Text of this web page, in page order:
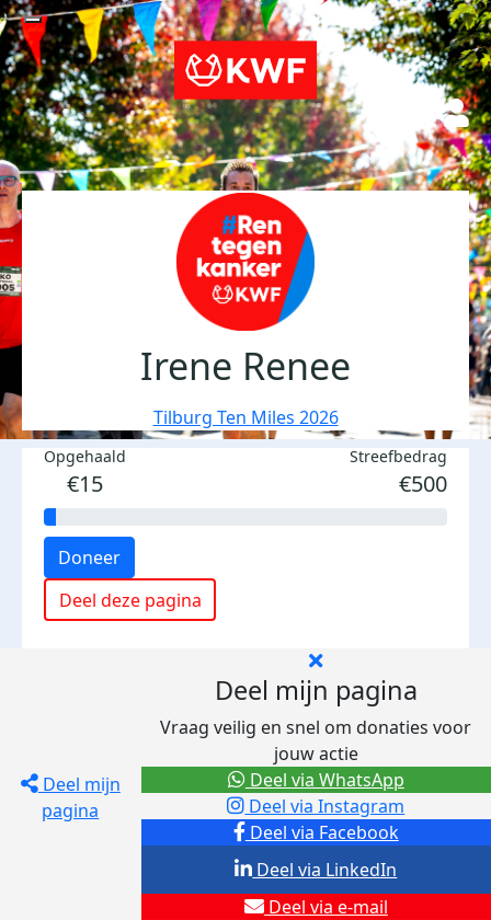
Irene Renee
Tilburg Ten Miles 2026
Opgehaald
€15
Streefbedrag
€500
Doneer
Deel deze pagina
Deel mijn
pagina
Deel mijn pagina
Vraag veilig en snel om donaties voor
jouw actie
Deel via Facebook
Deel via Instagram
Deel via e-mail
Deel via LinkedIn
Deel via WhatsApp